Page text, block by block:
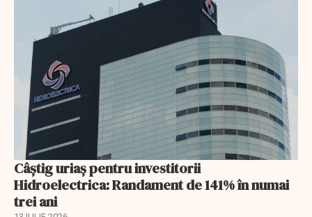
Câștig uriaș pentru investitorii
Hidroelectrica: Randament de 141% în numai
trei ani